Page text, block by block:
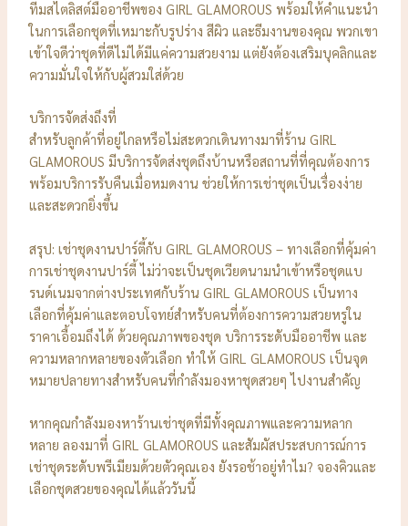
ทีมสไตลิสต์มืออาชีพของ GIRL GLAMOROUS พร้อมให้คำแนะนำ
ในการเลือกชุดที่เหมาะกับรูปร่าง สีผิว และธีมงานของคุณ พวกเขา
เข้าใจดีว่าชุดที่ดีไม่ได้มีแค่ความสวยงาม แต่ยังต้องเสริมบุคลิกและ
ความมั่นใจให้กับผู้สวมใส่ด้วย
บริการจัดส่งถึงที่
สำหรับลูกค้าที่อยู่ไกลหรือไม่สะดวกเดินทางมาที่ร้าน GIRL
GLAMOROUS มีบริการจัดส่งชุดถึงบ้านหรือสถานที่ที่คุณต้องการ
พร้อมบริการรับคืนเมื่อหมดงาน ช่วยให้การเช่าชุดเป็นเรื่องง่าย
และสะดวกยิ่งขึ้น
สรุป: เช่าชุดงานปาร์ตี้กับ GIRL GLAMOROUS – ทางเลือกที่คุ้มค่า
การเช่าชุดงานปาร์ตี้ ไม่ว่าจะเป็นชุดเวียดนามนำเข้าหรือชุดแบ
รนด์เนมจากต่างประเทศกับร้าน GIRL GLAMOROUS เป็นทาง
เลือกที่คุ้มค่าและตอบโจทย์สำหรับคนที่ต้องการความสวยหรูใน
ราคาเอื้อมถึงได้ ด้วยคุณภาพของชุด บริการระดับมืออาชีพ และ
ความหลากหลายของตัวเลือก ทำให้ GIRL GLAMOROUS เป็นจุด
หมายปลายทางสำหรับคนที่กำลังมองหาชุดสวยๆ ไปงานสำคัญ
หากคุณกำลังมองหาร้านเช่าชุดที่มีทั้งคุณภาพและความหลาก
หลาย ลองมาที่ GIRL GLAMOROUS และสัมผัสประสบการณ์การ
เช่าชุดระดับพรีเมียมด้วยตัวคุณเอง ยังรอช้าอยู่ทำไม? จองคิวและ
เลือกชุดสวยของคุณได้แล้ววันนี้